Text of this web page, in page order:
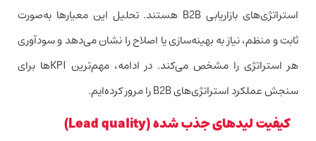
استراتژی‌های بازاریابی B2B هستند. تحلیل این معیارها به‌صورت
ثابت و منظم، نیاز به بهینه‌سازی یا اصلاح را نشان می‌دهد و سودآوری
هر استراتژی را مشخص می‌کند. در ادامه، مهم‌ترین KPIها برای
سنجش عملکرد استراتژی‌های B2B را مرور کرده‌ایم.
کیفیت لیدهای جذب شده (Lead quality)